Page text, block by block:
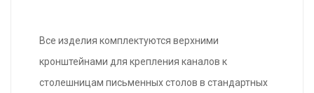
Все изделия комплектуются верхними
кронштейнами для крепления каналов к
столешницам письменных столов в стандартных